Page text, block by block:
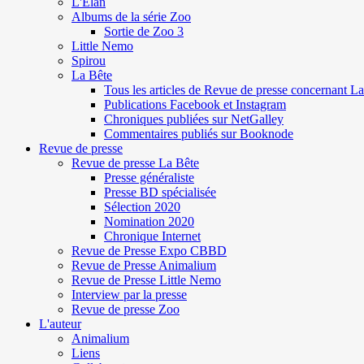
Albums de la série Zoo
Sortie de Zoo 3
Little Nemo
Spirou
La Bête
Tous les articles de Revue de presse concernant
Publications Facebook et Instagram
Chroniques publiées sur NetGalley
Commentaires publiés sur Booknode
Revue de presse
Revue de presse La Bête
Presse généraliste
Presse BD spécialisée
Sélection 2020
Nomination 2020
Chronique Internet
Revue de Presse Expo CBBD
Revue de Presse Animalium
Revue de Presse Little Nemo
Interview par la presse
Revue de presse Zoo
L'auteur
Animalium
Liens